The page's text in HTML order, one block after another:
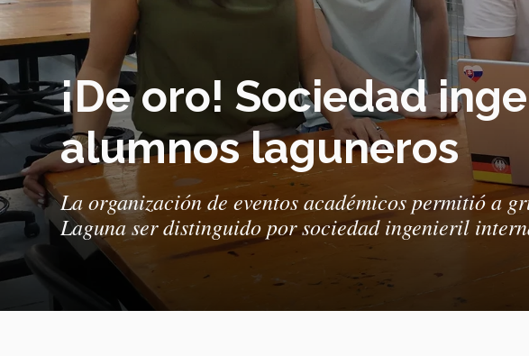
¡De oro! Sociedad
alumnos laguneros
La organización de eventos académicos permitió a
Laguna ser distinguido por sociedad ingenieril